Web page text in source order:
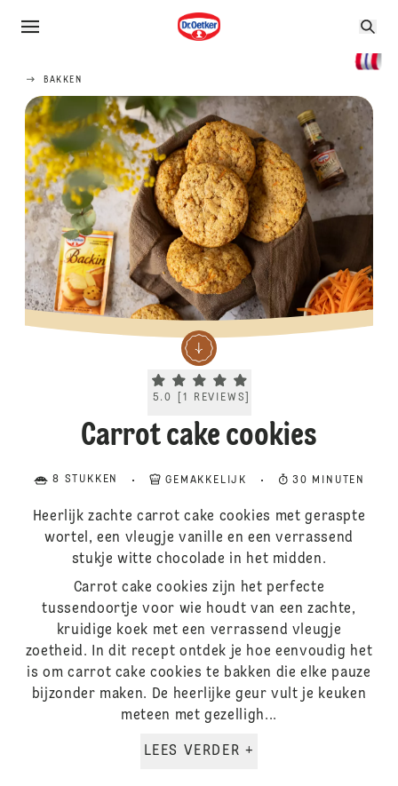
BAKKEN
Current rating 5.0. Click to rate.
5.0 [1 REVIEWS
Carrot cake cookies
8 STUKKEN GEMAKKELIJK 30 MINUTEN
Heerlijk zachte carrot cake cookies met geraspte
wortel, een vleugje vanille en een verrassend
stukje witte chocolade in het midden.
Carrot cake cookies zijn het perfecte
tussendoortje voor wie houdt van een zachte,
kruidige koek met een verrassend vleugje
zoetheid. In dit recept ontdek je hoe eenvoudig het
is om carrot cake cookies te bakken die elke pauze
bijzonder maken. De heerlijke geur vult je keuken
meteen met gezelligh...
LEES VERDER +